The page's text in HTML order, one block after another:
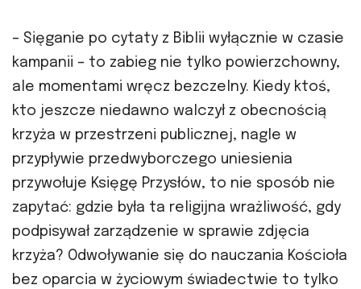
– Sięganie po cytaty z Biblii wyłącznie w czasie
kampanii – to zabieg nie tylko powierzchowny,
ale momentami wręcz bezczelny. Kiedy ktoś,
kto jeszcze niedawno walczył z obecnością
krzyża w przestrzeni publicznej, nagle w
przypływie przedwyborczego uniesienia
przywołuje Księgę Przysłów, to nie sposób nie
zapytać: gdzie była ta religijna wrażliwość, gdy
podpisywał zarządzenie w sprawie zdjęcia
krzyża? Odwoływanie się do nauczania Kościoła
bez oparcia w życiowym świadectwie to tylko